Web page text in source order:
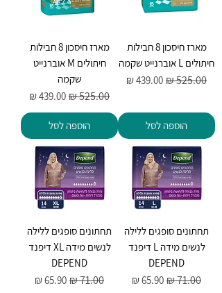
מארז חיסכון 8 חבילות
חיתולים L אוברנייט שקמה
מחיר רגיל מחיר מבצע
הוספה לסל
מארז חיסכון 8 חבילות
חיתולים M אוברנייט
שקמה
מחיר רגיל מחיר מבצע
הוספה לסל
תחתונים סופגים ללילה
לנשים מידה L דיפנד
DEPEND
מחיר רגיל מחיר מבצע
תחתונים סופגים ללילה
לנשים מידה XL דיפנד
DEPEND
מחיר רגיל מחיר מבצע